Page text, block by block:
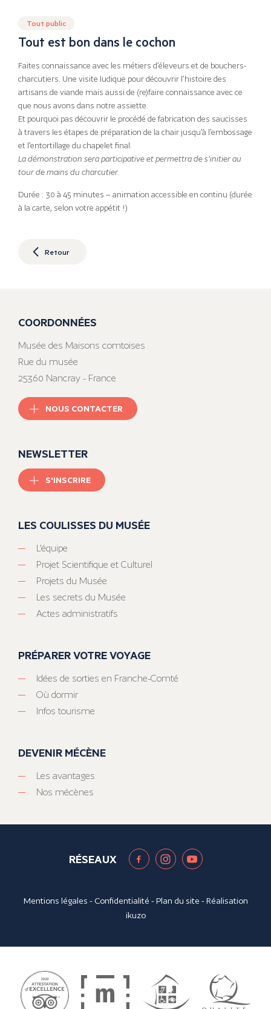
Tout public
Tout est bon dans le cochon
Faites connaissance avec les métiers d’éleveurs et de bouchers-
charcutiers. Une visite ludique pour découvrir l’histoire des
artisans de viande mais aussi de (re)faire connaissance avec ce
que nous avons dans notre assiette.
Et pourquoi pas découvrir le procédé de fabrication des saucisses
à travers les étapes de préparation de la chair jusqu’à l’embossage
et l’entortillage du chapelet final.
La démonstration sera participative et permettra de s’initier au
tour de mains du charcutier.
Durée : 30 à 45 minutes – animation accessible en continu (durée
à la carte, selon votre appétit !)
Retour
COORDONNÉES
Musée des Maisons comtoises
Rue du musée
25360 Nancray - France
NOUS CONTACTER
NEWSLETTER
S'INSCRIRE
LES COULISSES DU MUSÉE
L’équipe
Projet Scientifique et Culturel
Projets du Musée
Les secrets du Musée
Actes administratifs
PRÉPARER VOTRE VOYAGE
Idées de sorties en Franche-Comté
Où dormir
Infos tourisme
DEVENIR MÉCÈNE
Les avantages
Nos mécènes
RÉSEAUX
Mentions légales - Confidentialité -Plan du site - Réalisation
ikuzo